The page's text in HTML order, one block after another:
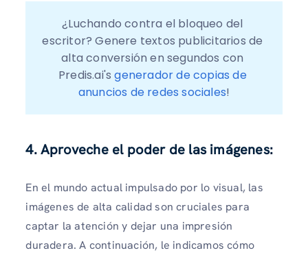
¿Luchando contra el bloqueo del
escritor? Genere textos publicitarios de
alta conversión en segundos con
Predis.ai's generador de copias de
anuncios de redes sociales!
4. Aproveche el poder de las imágenes:
En el mundo actual impulsado por lo visual, las
imágenes de alta calidad son cruciales para
captar la atención y dejar una impresión
duradera. A continuación, le indicamos cómo